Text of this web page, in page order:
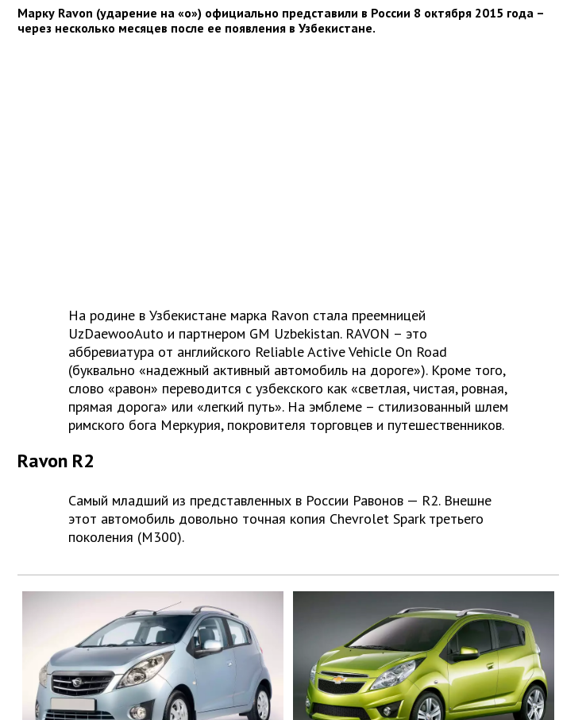
Марку Ravon (ударение на «о») официально представили в России 8 октября 2015 года –
через несколько месяцев после ее появления в Узбекистане.
На родине в Узбекистане марка Ravon стала преемницей
UzDaewooAuto и партнером GM Uzbekistan. RAVON – это
аббревиатура от английского Reliable Active Vehicle On Road
(буквально «надежный активный автомобиль на дороге»). Кроме того,
слово «равон» переводится с узбекского как «светлая, чистая, ровная,
прямая дорога» или «легкий путь». На эмблеме – стилизованный шлем
римского бога Меркурия, покровителя торговцев и путешественников.
Ravon R2
Самый младший из представленных в России Равонов — R2. Внешне
этот автомобиль довольно точная копия Chevrolet Spark третьего
поколения (M300).